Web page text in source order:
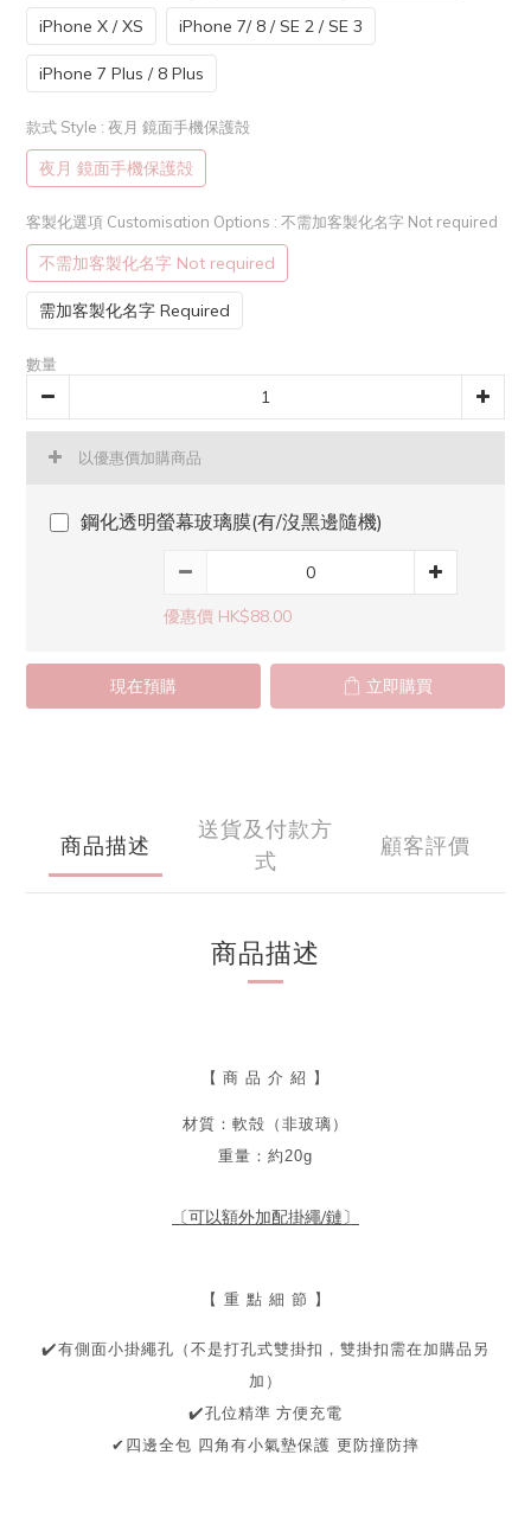
iPhone X / XS iPhone 7/ 8 / SE 2 / SE 3
iPhone 7 Plus / 8 Plus
款式 Style : 夜月 鏡面手機保護殻
夜月 鏡面手機保護殻
客製化選項 Customisation Options : 不需加客製化名字 Not required
不需加客製化名字 Not required
需加客製化名字 Required
數量
以優惠價加購商品
鋼化透明螢幕玻璃膜(有/沒黑邊隨機)
優惠價 HK$88.00
現在預購 立即購買
商品描述
送貨及付款方
式
顧客評價
商品描述
【 商 品 介 紹 】
材質：軟殻（非玻璃）
重量：約20g
〔可以額外加配掛繩/鏈〕
【 重 點 細 節 】
✔️有側面小掛繩孔（ 不是打孔式雙掛扣， 雙掛扣需在加購品另
加）
✔孔位精準 方便充電
✔ 四邊全包 四角有小氣墊保護 更防撞防摔